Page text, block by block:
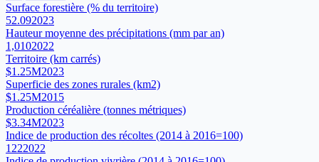
Surface forestière (% du territoire)
52.092023
Hauteur moyenne des précipitations (mm par an)
1,0102022
Territoire (km carrés)
$1.25M2023
Superficie des zones rurales (km2)
$1.25M2015
Production céréalière (tonnes métriques)
$3.34M2023
Indice de production des récoltes (2014 à 2016=100)
1222022